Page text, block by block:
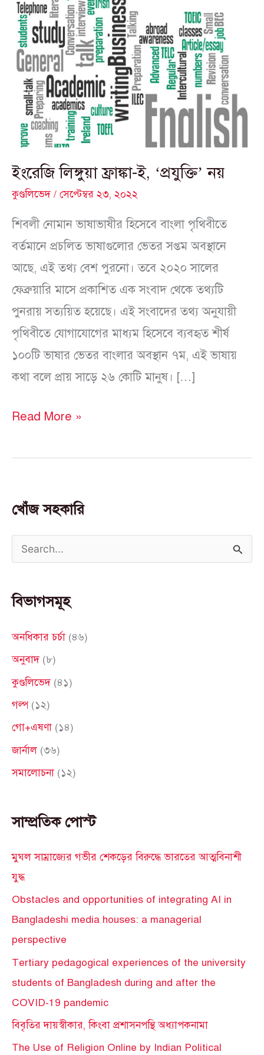
ইংরেজি লিঙ্গুয়া ফ্রাঙ্কা-ই, ‘প্রযুক্তি’ নয়
কুণ্ডলিভেদ/ সেপ্টেম্বর ২৩, ২০২২
শিবলী নোমান ভাষাভাষীর হিসেবে বাংলা পৃথিবীতে
বর্তমানে প্রচলিত ভাষাগুলোর ভেতর সপ্তম অবস্থানে
আছে, এই তথ্য বেশ পুরনো। তবে ২০২০ সালের
ফেব্রুয়ারি মাসে প্রকাশিত এক সংবাদ থেকে তথ্যটি
পুনরায় সত্যয়িত হয়েছে। এই সংবাদের তথ্য অনু্যায়ী
পৃথিবীতে যোগাযোগের মাধ্যম হিসেবে ব্যবহৃত শীর্ষ
১০০টি ভাষার ভেতর বাংলার অবস্থান ৭ম, এই ভাষায়
কথা বলে প্রায় সাড়ে ২৬ কোটি মানুষ। […]
ইংরেজি
লিঙ্গুয়া
ফ্রাঙ্কা-
ই,
‘প্রযুক্তি’
Read More »
খোঁজ সহকারি
a
c
o
:
বিভাগসমূহ
অনধিকার চর্চা (৪৬)
অনুবাদ(৮)
কুণ্ডলিভেদ(৪১)
গল্প(১২)
গো+এষণা (১৪)
জার্নাল (৩৬)
সমালোচনা (১২)
সাম্প্রতিক পোস্ট
মুঘল সাম্রাজ্যের গভীর শেকড়ের বিরুদ্ধে ভারতের আত্মবিনাশী
যুদ্ধ
Obstacles and opportunities of integrating AI in
Bangladeshi media houses: a managerial
perspective
Tertiary pedagogical experiences of the university
students of Bangladesh during and after the
COVID-19 pandemic
বিবৃতির দায়স্বীকার, কিংবা প্রশাসনপন্থি অধ্যাপকনামা
The Use of Religion Online by Indian Political